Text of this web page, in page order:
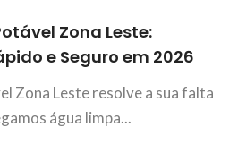
Zona Leste:
e Seguro em 2026
Zona Leste resolve a sua falta
água limpa...